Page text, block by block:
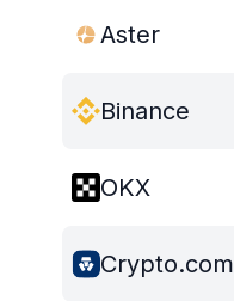
Aster
Binance
OKX
Crypto.com